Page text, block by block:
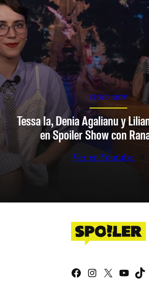
SPOILER SHOW
Tessa Ia, Denia Agalianu y
en Spoiler Show con
Ver en Youtube
Facebook
Instagram
X